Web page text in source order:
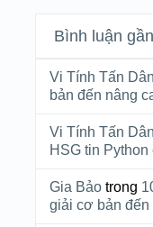
Bình luận
Vi Tính Tấn Dân
bản đến nâng
Vi Tính Tấn Dân
HSG tin
Gia Bảotrong
giải cơ bản đến